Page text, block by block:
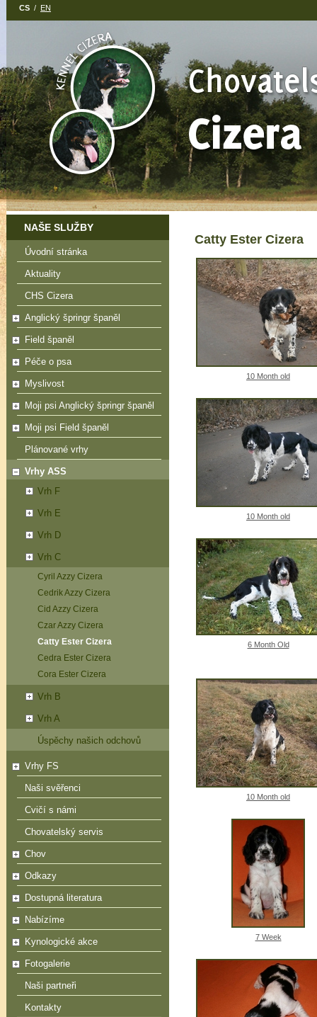
CS / EN
NAŠE SLUŽBY
Úvodní stránka
Aktuality
CHS Cizera
Anglický špringr španěl
Field španěl
Péče o psa
Myslivost
Moji psi Anglický špringr španěl
Moji psi Field španěl
Plánované vrhy
Vrhy ASS
Vrh F
Vrh E
Vrh D
Vrh C
Cyril Azzy Cizera
Cedrik Azzy Cizera
Cid Azzy Cizera
Czar Azzy Cizera
Catty Ester Cizera
Cedra Ester Cizera
Cora Ester Cizera
Vrh B
Vrh A
Úspěchy našich odchovů
Vrhy FS
Naši svěřenci
Cvičí s námi
Chovatelský servis
Chov
Odkazy
Dostupná literatura
Nabízíme
Kynologické akce
Fotogalerie
Naši partneři
Kontakty
Catty Ester Cizera
10 Month old
10 Month old
6 Month Old
10 Month old
7 Week